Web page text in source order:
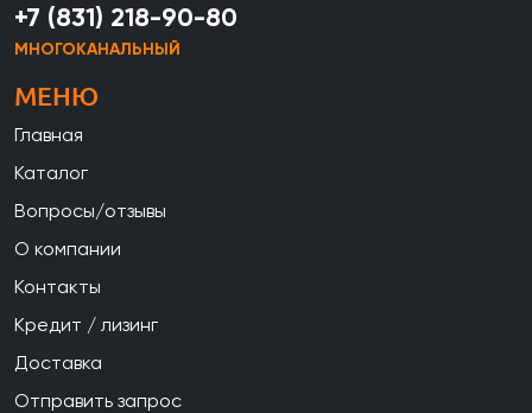
+7 (831) 218-90-80
МНОГОКАНАЛЬНЫЙ
МЕНЮ
Главная
Каталог
Вопросы/отзывы
О компании
Контакты
Кредит / лизинг
Доставка
Отправить запрос